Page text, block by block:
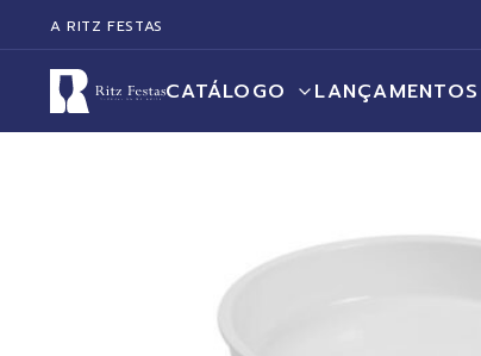
A RITZ FESTAS
CATÁLOGO LANÇAMENTOS